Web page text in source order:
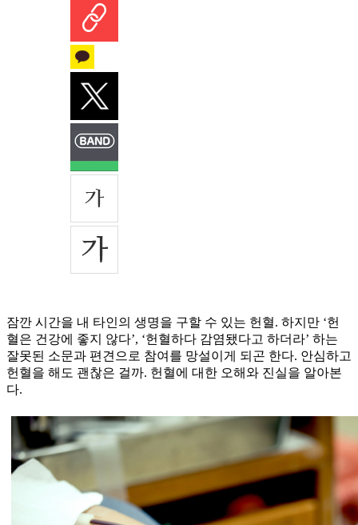
잠깐 시간을 내 타인의 생명을 구할 수 있는 헌혈. 하지만 ‘헌
혈은 건강에 좋지 않다’, ‘헌혈하다 감염됐다고 하더라’ 하는
잘못된 소문과 편견으로 참여를 망설이게 되곤 한다. 안심하고
헌혈을 해도 괜찮은 걸까. 헌혈에 대한 오해와 진실을 알아본
다.